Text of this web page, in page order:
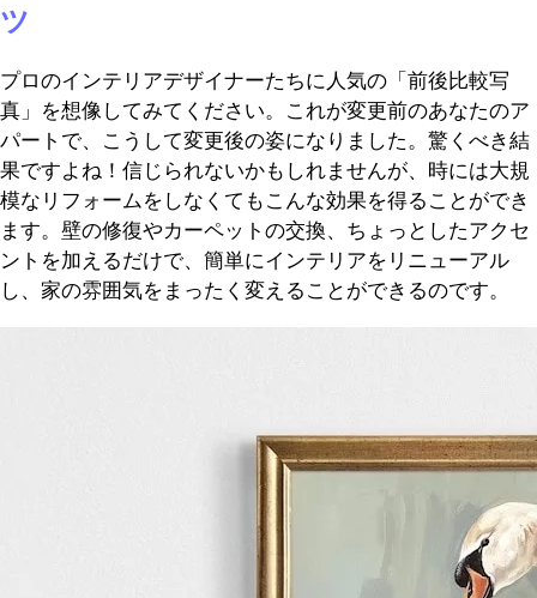
ツ
プロのインテリアデザイナーたちに人気の「前後比較写
真」を想像してみてください。これが変更前のあなたのア
パートで、こうして変更後の姿になりました。驚くべき結
果ですよね！信じられないかもしれませんが、時には大規
模なリフォームをしなくてもこんな効果を得ることができ
ます。壁の修復やカーペットの交換、ちょっとしたアクセ
ントを加えるだけで、簡単にインテリアをリニューアル
し、家の雰囲気をまったく変えることができるのです。